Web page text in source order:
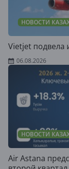
НОВОСТИ
Vietjet подвела
06.08.2026
НОВОСТИ
Air Astana